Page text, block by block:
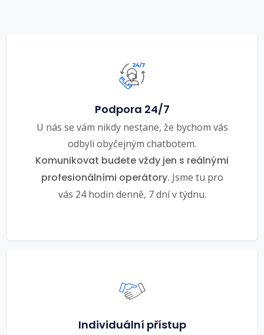
Podpora 24/7
U nás se vám nikdy nestane, že bychom vás
odbyli obyčejným chatbotem.
Komunikovat budete vždy jen s reálnými
profesionálními operátory. Jsme tu pro
vás 24 hodin denně, 7 dní v týdnu.
Individuální přístup